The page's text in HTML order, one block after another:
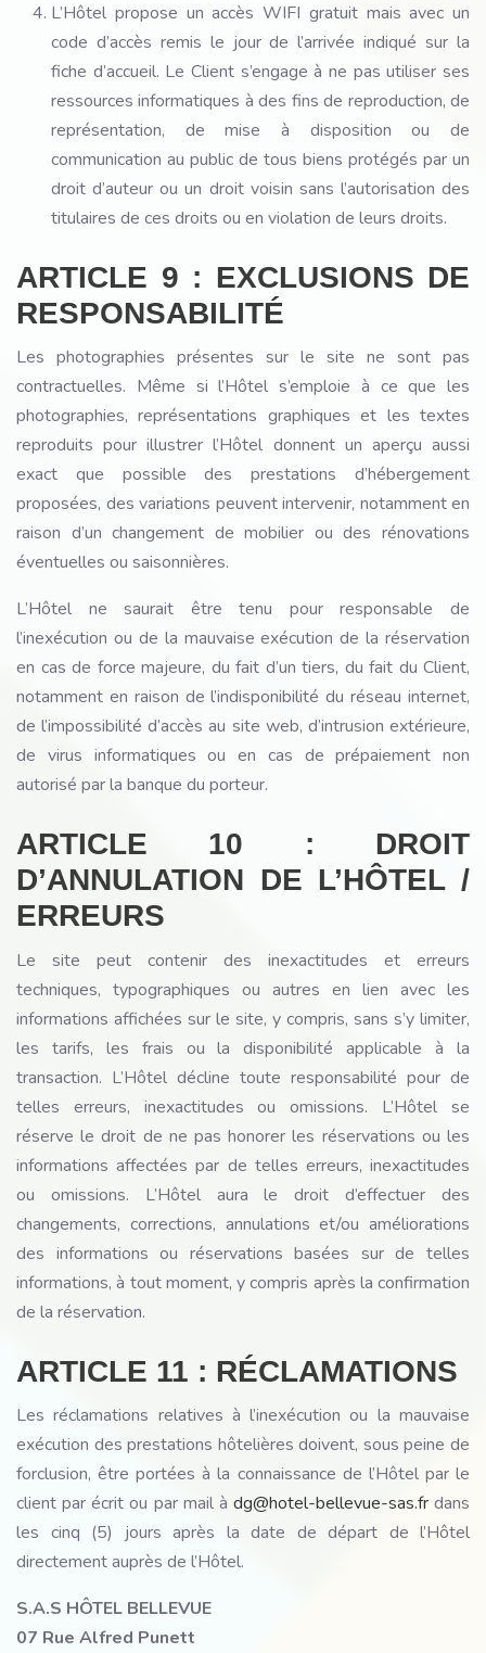
L’Hôtel propose un accès WIFI gratuit mais avec un
code d’accès remis le jour de l’arrivée indiqué sur la
fiche d’accueil. Le Client s’engage à ne pas utiliser ses
ressources informatiques à des fins de reproduction, de
représentation, de mise à disposition ou de
communication au public de tous biens protégés par un
droit d’auteur ou un droit voisin sans l’autorisation des
titulaires de ces droits ou en violation de leurs droits.
ARTICLE 9 : EXCLUSIONS DE
RESPONSABILITÉ
Les photographies présentes sur le site ne sont pas
contractuelles. Même si l’Hôtel s’emploie à ce que les
photographies, représentations graphiques et les textes
reproduits pour illustrer l’Hôtel donnent un aperçu aussi
exact que possible des prestations d’hébergement
proposées, des variations peuvent intervenir, notamment en
raison d’un changement de mobilier ou des rénovations
éventuelles ou saisonnières.
L’Hôtel ne saurait être tenu pour responsable de
l’inexécution ou de la mauvaise exécution de la réservation
en cas de force majeure, du fait d’un tiers, du fait du Client,
notamment en raison de l’indisponibilité du réseau internet,
de l’impossibilité d’accès au site web, d’intrusion extérieure,
de virus informatiques ou en cas de prépaiement non
autorisé par la banque du porteur.
ARTICLE 10 : DROIT
D’ANNULATION DE L’HÔTEL /
ERREURS
Le site peut contenir des inexactitudes et erreurs
techniques, typographiques ou autres en lien avec les
informations affichées sur le site, y compris, sans s’y limiter,
les tarifs, les frais ou la disponibilité applicable à la
transaction. L’Hôtel décline toute responsabilité pour de
telles erreurs, inexactitudes ou omissions. L’Hôtel se
réserve le droit de ne pas honorer les réservations ou les
informations affectées par de telles erreurs, inexactitudes
ou omissions. L’Hôtel aura le droit d’effectuer des
changements, corrections, annulations et/ou améliorations
des informations ou réservations basées sur de telles
informations, à tout moment, y compris après la confirmation
de la réservation.
ARTICLE 11 : RÉCLAMATIONS
Les réclamations relatives à l’inexécution ou la mauvaise
exécution des prestations hôtelières doivent, sous peine de
forclusion, être portées à la connaissance de l’Hôtel par le
client par écrit ou par mail à dg@hotel-bellevue-sas.frdans
les cinq (5) jours après la date de départ de l’Hôtel
directement auprès de l’Hôtel.
S.A.S HÔTEL BELLEVUE
07 Rue Alfred Punett